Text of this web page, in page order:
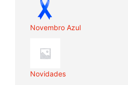
Novembro Azul
Novidades